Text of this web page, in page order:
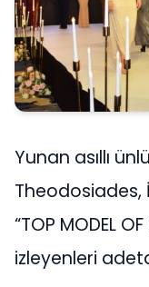
Yunan asıllı
Theodosiades,
“TOP MODEL
izleyenleri